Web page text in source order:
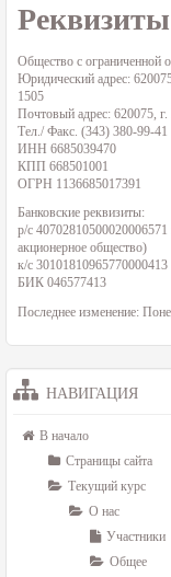
Реквизиты
Общество с ограниченной
Юридический адрес:
1505
Почтовый адрес: 620075,
Тел./ Факс. (343) 380-99-41
ИНН 6685039470
КПП 668501001
ОГРН 1136685017391
Банковские реквизиты:
р/с
акционерное общество)
к/с 30101810965770000413
БИК 046577413
Последнее изменение:
НАВИГАЦИЯ
В начало
Страницы сайта
Текущий курс
О нас
Участники
Общее